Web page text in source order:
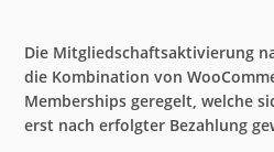
Die Mitgliedschaftsaktivierung
die Kombination von
Memberships geregelt, welche
erst nach erfolgter Bezahlung